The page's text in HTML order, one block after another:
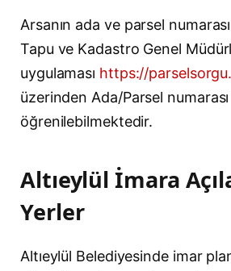
Arsanın ada ve parsel
Tapu ve Kadastro Genel
uygulaması https://
üzerinden Ada/Parsel numarası
öğrenilebilmektedir.
Altıeylül İmara
Yerler
Altıeylül Belediyesinde imar